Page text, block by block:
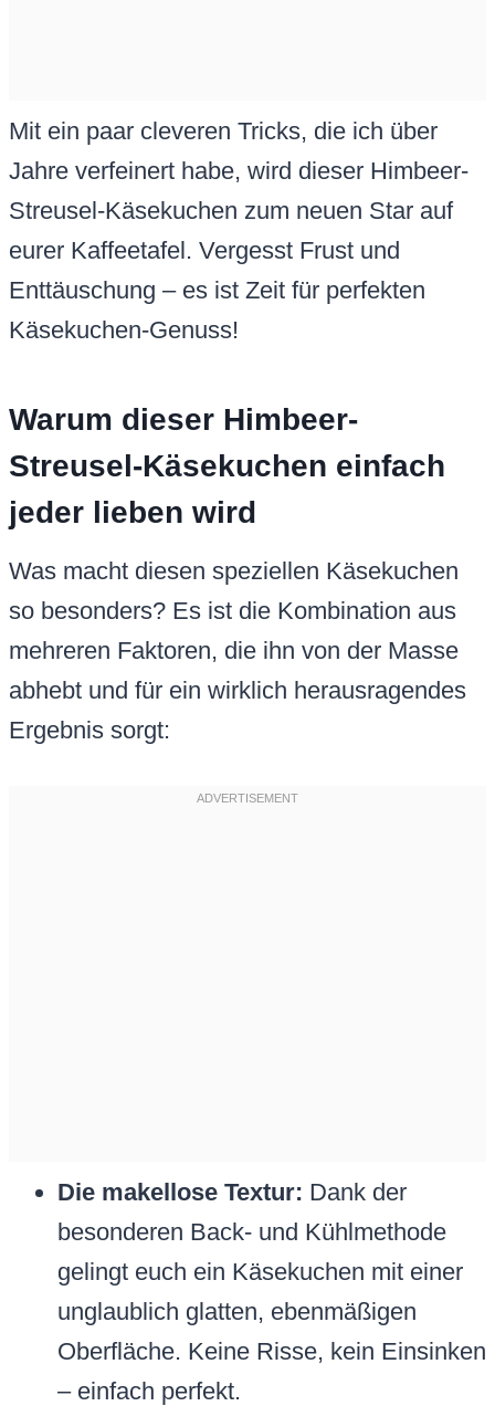
Mit ein paar cleveren Tricks, die ich über
Jahre verfeinert habe, wird dieser Himbeer-
Streusel-Käsekuchen zum neuen Star auf
eurer Kaffeetafel. Vergesst Frust und
Enttäuschung – es ist Zeit für perfekten
Käsekuchen-Genuss!
Warum dieser Himbeer-
Streusel-Käsekuchen einfach
jeder lieben wird
Was macht diesen speziellen Käsekuchen
so besonders? Es ist die Kombination aus
mehreren Faktoren, die ihn von der Masse
abhebt und für ein wirklich herausragendes
Ergebnis sorgt:
Die makellose Textur: Dank der
besonderen Back- und Kühlmethode
gelingt euch ein Käsekuchen mit einer
unglaublich glatten, ebenmäßigen
Oberfläche. Keine Risse, kein Einsinken
– einfach perfekt.